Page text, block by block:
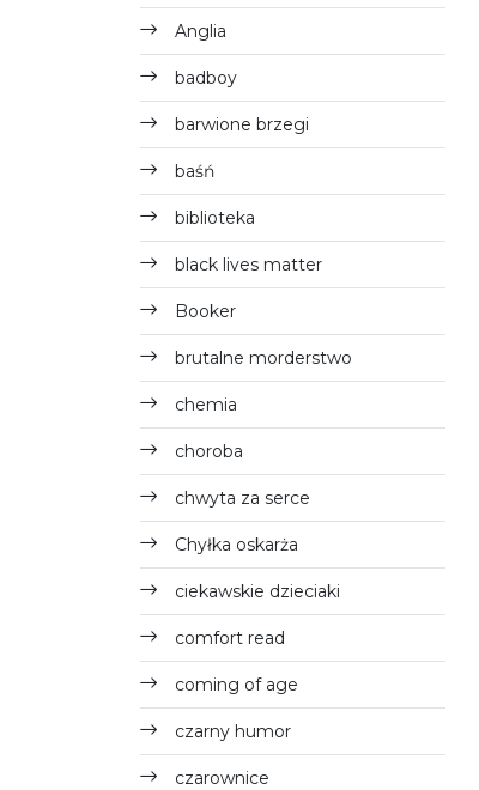
Anglia
badboy
barwione brzegi
baśń
biblioteka
black lives matter
Booker
brutalne morderstwo
chemia
choroba
chwyta za serce
Chyłka oskarża
ciekawskie dzieciaki
comfort read
coming of age
czarny humor
czarownice